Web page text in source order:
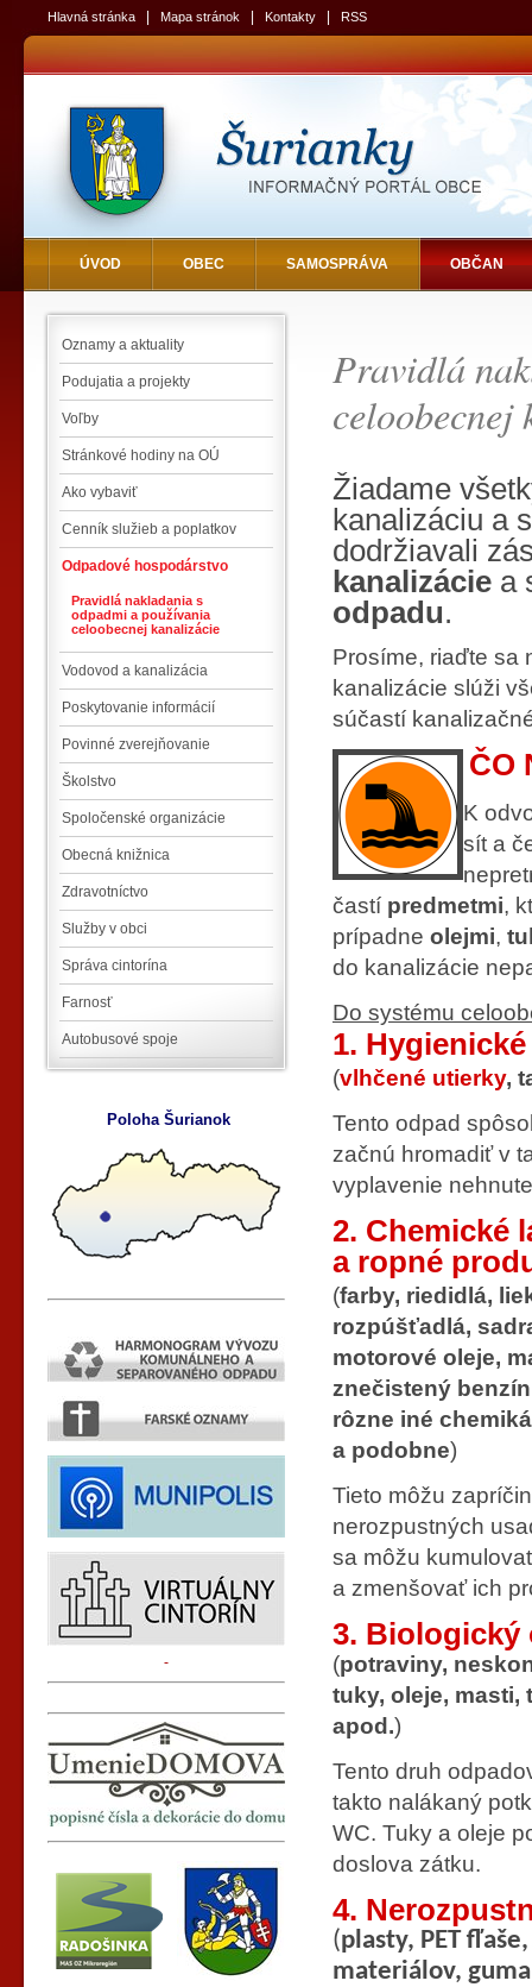
Hlavná stránka Mapa stránok Kontakty RSS
ÚVOD OBEC SAMOSPRÁVA OBČAN
Oznamy a aktuality
Podujatia a projekty
Voľby
Stránkové hodiny na OÚ
Ako vybaviť
Cenník služieb a poplatkov
Odpadové hospodárstvo
Pravidlá nakladania s
odpadmi a používania
celoobecnej kanalizácie
Vodovod a kanalizácia
Poskytovanie informácií
Povinné zverejňovanie
Školstvo
Spoločenské organizácie
Obecná knižnica
Zdravotníctvo
Služby v obci
Správa cintorína
Farnosť
Autobusové spoje
Poloha Šurianok
Pravidlá
celoobecnej
Žiadame
kanalizáciu a
dodržiavali
kanalizácie a
odpadu.
Prosíme, riaďte sa
kanalizácie slúži
súčastí
ČO
K
sít a
častí predmetmi,
prípadne olejmi,
do kanalizácie
Do systému
1.
(vlhčené utierky,
Tento odpad
začnú hromadiť v
vyplavenie
2. Chemické
a ropné
(farby, riedidlá,
rozpúšťadlá,
motorové oleje,
znečistený
rôzne iné
a podobne)
Tieto môžu
nerozpustných
sa môžu
a zmenšovať ich
3. Biologický
(potraviny,
tuky, oleje, masti,
apod.)
Tento druh
takto nalákaný
WC. Tuky a oleje
doslova zátku.
4.
(plasty, PET
materiálov,